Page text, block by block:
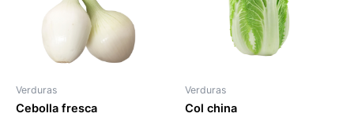
Verduras
Cebolla fresca
Verduras
Col china